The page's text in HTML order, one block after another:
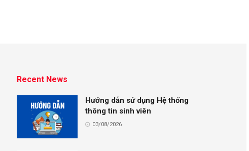
Recent News
Hướng dẫn sử dụng Hệ thống
thông tin sinh viên
03/08/2026